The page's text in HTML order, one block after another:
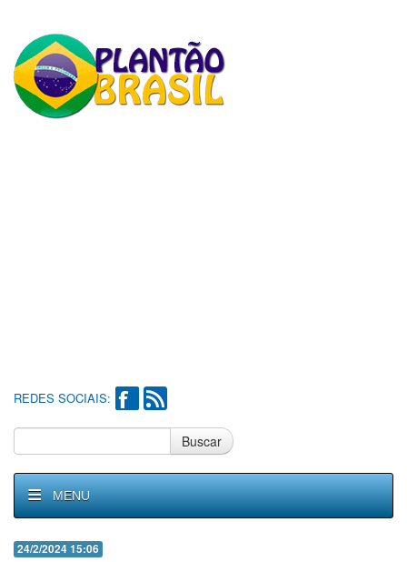
REDES SOCIAIS:
Buscar
MENU
24/2/2024 15:06